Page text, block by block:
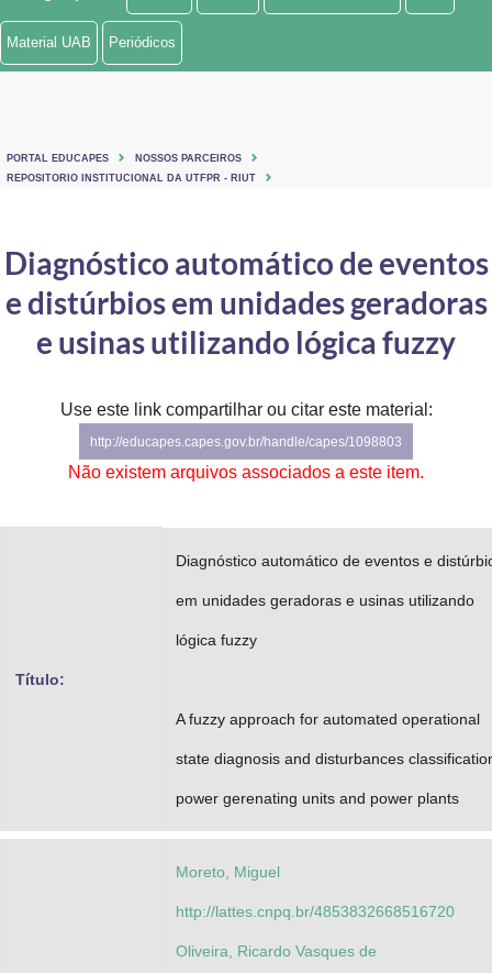
Ministério de Minas e Energia
Ministério do Turismo
Controladoria-Geral da União
Secretaria de Governo
Gabinete de Segurança Institucional
Material UAB Periódicos
PORTAL EDUCAPES
NOSSOS PARCEIROS
REPOSITORIO INSTITUCIONAL DA UTFPR - RIUT
Diagnóstico automático de eventos
e distúrbios em unidades geradoras
e usinas utilizando lógica fuzzy
Use este link compartilhar ou citar este material:
http://educapes.capes.gov.br/handle/capes/1098803
Não existem arquivos associados a este item.
Título:
Diagnóstico automático de eventos e
em unidades geradoras e usinas utilizando
lógica fuzzy
A fuzzy approach for automated operational
state diagnosis and disturbances
power gerenating units and power plants
Moreto, Miguel
http://lattes.cnpq.br/4853832668516720
Oliveira, Ricardo Vasques de